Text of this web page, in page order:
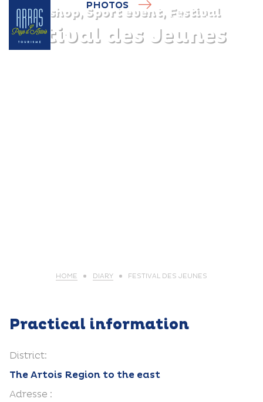
Workshop, Sport event, Festival
Festival des Jeunes
PHOTOS
HOME DIARY FESTIVAL DES JEUNES
Practical information
District:
The Artois Region to the east
Adresse :